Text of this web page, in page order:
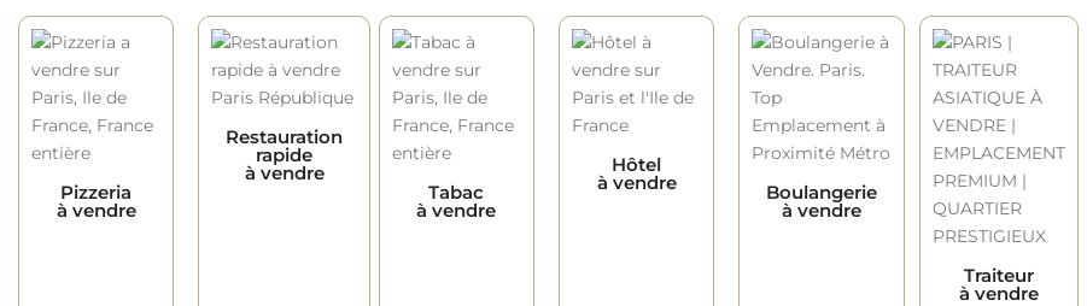
Pizzeria
à vendre
Restauration
rapide
à vendre
Tabac
à vendre
Hôtel
à vendre Boulangerie
à vendre
Traiteur
à vendre